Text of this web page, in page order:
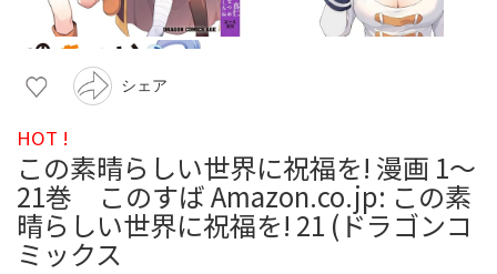
シェア
HOT !
この素晴らしい世界に祝福を! 漫画 1〜
21巻 このすば Amazon.co.jp: この素
晴らしい世界に祝福を! 21 (ドラゴンコ
ミックス